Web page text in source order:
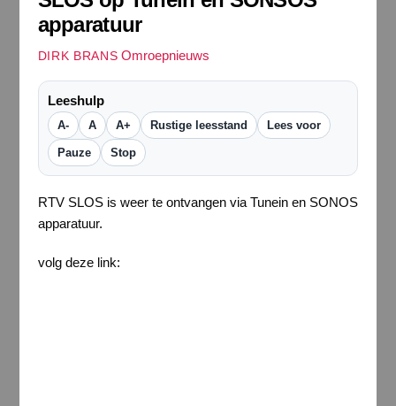
apparatuur
DIRK BRANS Omroepnieuws
Leeshulp
A- A A+ Rustige leesstand Lees voor
Pauze Stop
RTV SLOS is weer te ontvangen via Tunein en SONOS
apparatuur.
volg deze link: